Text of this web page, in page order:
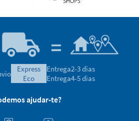
express
eco
Entrega2-3 dias
Entrega4-5 dias
ajudar-te?